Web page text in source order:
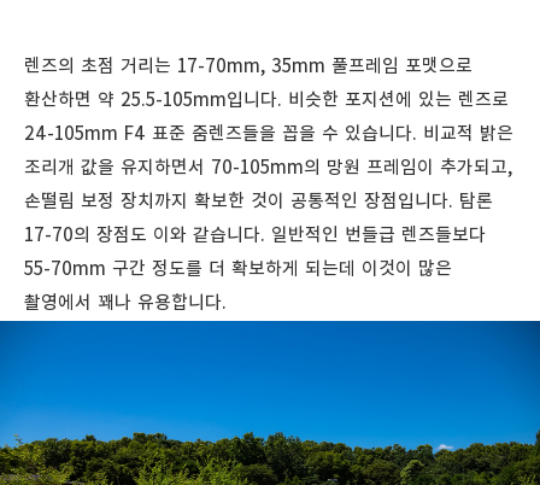
렌즈의 초점 거리는 17-70mm, 35mm 풀프레임 포맷으로
환산하면 약 25.5-105mm입니다. 비슷한 포지션에 있는 렌즈로
24-105mm F4 표준 줌렌즈들을 꼽을 수 있습니다. 비교적 밝은
조리개 값을 유지하면서 70-105mm의 망원 프레임이 추가되고,
손떨림 보정 장치까지 확보한 것이 공통적인 장점입니다. 탐론
17-70의 장점도 이와 같습니다. 일반적인 번들급 렌즈들보다
55-70mm 구간 정도를 더 확보하게 되는데 이것이 많은
촬영에서 꽤나 유용합니다.